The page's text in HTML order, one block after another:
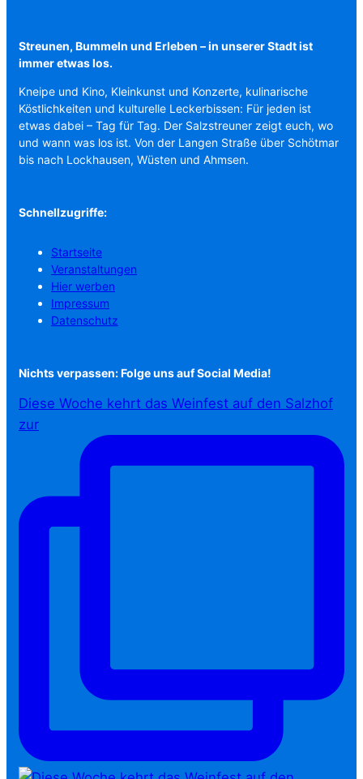
Streunen, Bummeln und Erleben – in unserer Stadt ist
immer etwas los.
Kneipe und Kino, Kleinkunst und Konzerte, kulinarische
Köstlichkeiten und kulturelle Leckerbissen: Für jeden ist
etwas dabei – Tag für Tag. Der Salzstreuner zeigt euch, wo
und wann was los ist. Von der Langen Straße über Schötmar
bis nach Lockhausen, Wüsten und Ahmsen.
Schnellzugriffe:
Startseite
Veranstaltungen
Hier werben
Impressum
Datenschutz
Nichts verpassen: Folge uns auf Social Media!
Diese Woche kehrt das Weinfest auf den Salzhof
zur